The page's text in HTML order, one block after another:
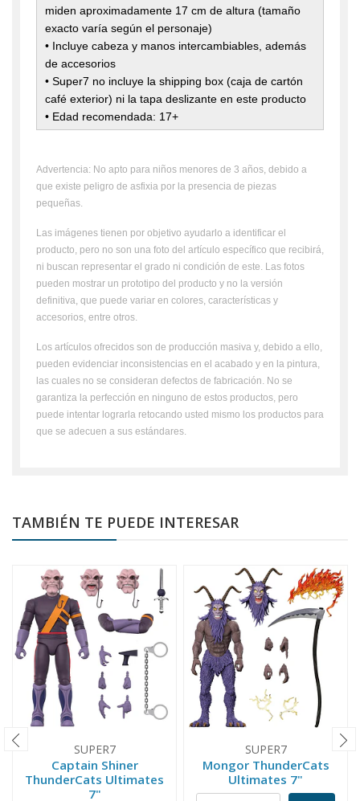
miden aproximadamente 17 cm de altura (tamaño
exacto varía según el personaje)
• Incluye cabeza y manos intercambiables, además
de accesorios
• Super7 no incluye la shipping box (caja de cartón
café exterior) ni la tapa deslizante en este producto
• Edad recomendada: 17+
Advertencia: No apto para niños menores de 3 años, debido a
que existe peligro de asfixia por la presencia de piezas
pequeñas.
Las imágenes tienen por objetivo ayudarlo a identificar el
producto, pero no son una foto del artículo específico que recibirá,
ni buscan representar el grado ni condición de este. Las fotos
pueden mostrar un prototipo del producto y no la versión
definitiva, que puede variar en colores, características y
accesorios, entre otros.
Los artículos ofrecidos son de producción masiva y, debido a ello,
pueden evidenciar inconsistencias en el acabado y en la pintura,
las cuales no se consideran defectos de fabricación. No se
garantiza la perfección en ninguno de estos productos, pero
puede intentar lograrla retocando usted mismo los productos para
que se adecuen a sus estándares.
TAMBIÉN TE PUEDE INTERESAR
SUPER7
Captain Shiner
ThunderCats Ultimates
7"
SUPER7
Mongor ThunderCats
Ultimates 7"